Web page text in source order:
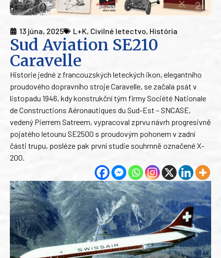
13 júna, 2025 L+K, Civilné letectvo, História
Sud Aviation SE210
Caravelle
Historie jedné z francouzských leteckých ikon, elegantního
proudového dopravního stroje Caravelle, se začala psát v
listopadu 1946, kdy konstrukční tým firmy Société Nationale
de Constructions Aéronautiques du Sud-Est – SNCASE,
vedený Pierrem Satreem, vypracoval zprvu návrh progresivně
pojatého letounu SE2500 s proudovým pohonem v zadní
části trupu, posléze pak první studie souhrnně označené X-
200.